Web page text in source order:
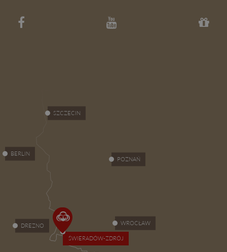
ŚWIERADÓW-ZDRÓJ
WROCŁAW
POZNAŃ
BERLIN
DREZNO
SZCZECIN